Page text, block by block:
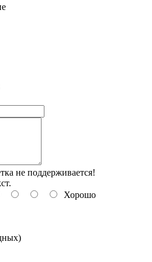
не поддерживается!
Хорошо